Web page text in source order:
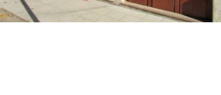
Dirección de correo electrónico